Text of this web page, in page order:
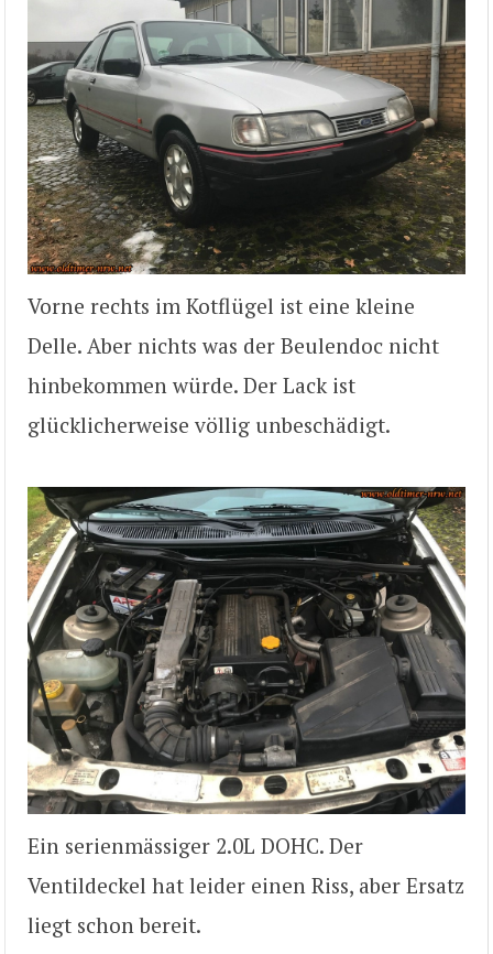
Vorne rechts im Kotflügel ist eine kleine
Delle. Aber nichts was der Beulendoc nicht
hinbekommen würde. Der Lack ist
glücklicherweise völlig unbeschädigt.
Ein serienmässiger 2.0L DOHC. Der
Ventildeckel hat leider einen Riss, aber Ersatz
liegt schon bereit.